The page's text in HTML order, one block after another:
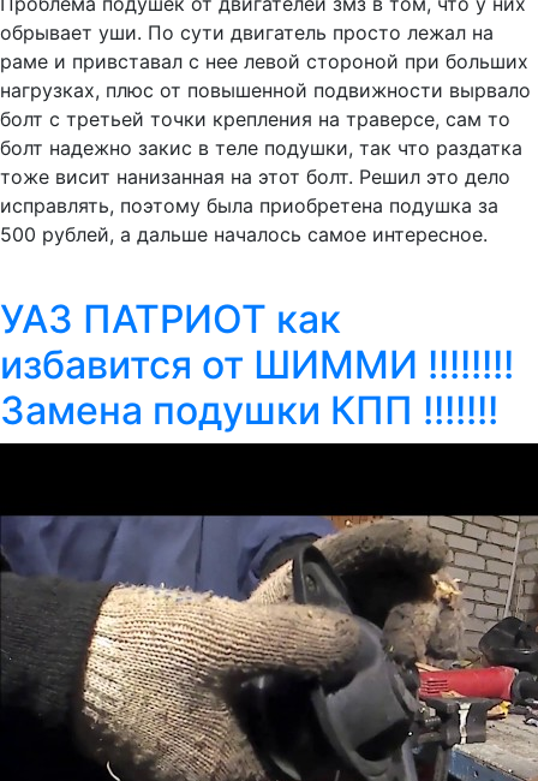
обрывает уши. По сути двигатель просто лежал на
раме и привставал с нее левой стороной при больших
нагрузках, плюс от повышенной подвижности вырвало
болт с третьей точки крепления на траверсе, сам то
болт надежно закис в теле подушки, так что раздатка
тоже висит нанизанная на этот болт. Решил это дело
исправлять, поэтому была приобретена подушка за
500 рублей, а дальше началось самое интересное.
УАЗ ПАТРИОТ как
избавится от ШИММИ !!!!!!!!
Замена подушки КПП !!!!!!!